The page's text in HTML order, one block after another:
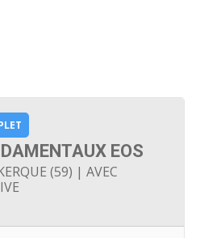
EOS
(59) | AVEC